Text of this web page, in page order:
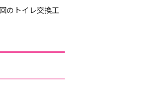
のトイレ交換工